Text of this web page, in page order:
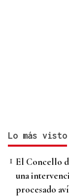
Lo más visto
El Concello
una
procesado